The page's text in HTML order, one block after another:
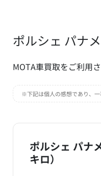
ポルシェ パナ
MOTA車買取をご利用
※下記は個人の感想であり、一
ポルシェ パナ
キロ）